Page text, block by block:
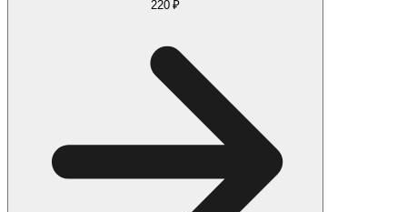
220 ₽